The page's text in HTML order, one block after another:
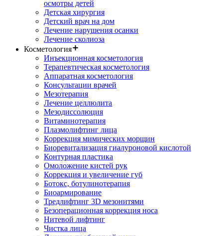
осмотры детей
Детская хирургия
Детский врач на дом
Лечение нарушения осанки
Лечение сколиоза
Косметология
Инъекционная косметология
Терапевтическая косметология
Аппаратная косметология
Консультации врачей
Мезотерапия
Лечение целлюлита
Мезодиссолюция
Витаминотерапия
Плазмолифтинг лица
Коррекция мимических морщин
Биоревитализация гиалуроновой кислотой
Контурная пластика
Омоложение кистей рук
Коррекция и увеличение губ
Ботокс, ботулинотерапия
Биоармирование
Тредлифтинг 3D мезонитями
Безоперационная коррекция носа
Нитевой лифтинг
Чистка лица